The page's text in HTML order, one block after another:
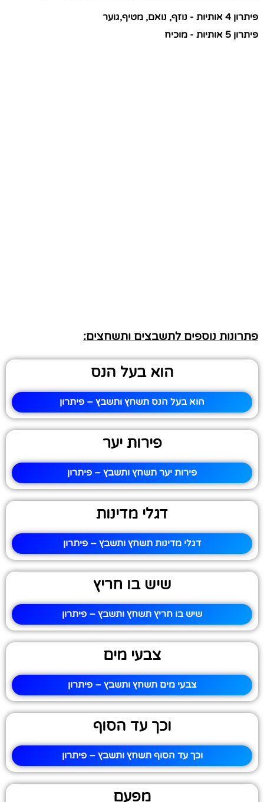
פיתרון 4 אותיות - נוזף, נואם, מטיף,גוער
פיתרון 5 אותיות - מוכיח
פתרונות נוספים לתשבצים ותשחצים:
הוא בעל הנס
הוא בעל הנס תשחץ ותשבץ – פיתרון
פירות יער
פירות יער תשחץ ותשבץ – פיתרון
דגלי מדינות
דגלי מדינות תשחץ ותשבץ – פיתרון
שיש בו חריץ
שיש בו חריץ תשחץ ותשבץ – פיתרון
צבעי מים
צבעי מים תשחץ ותשבץ – פיתרון
וכך עד הסוף
וכך עד הסוף תשחץ ותשבץ – פיתרון
מפעם